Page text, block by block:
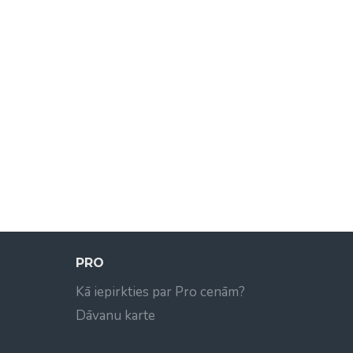
PRO
Kā iepirkties par Pro cenām?
Dāvanu karte